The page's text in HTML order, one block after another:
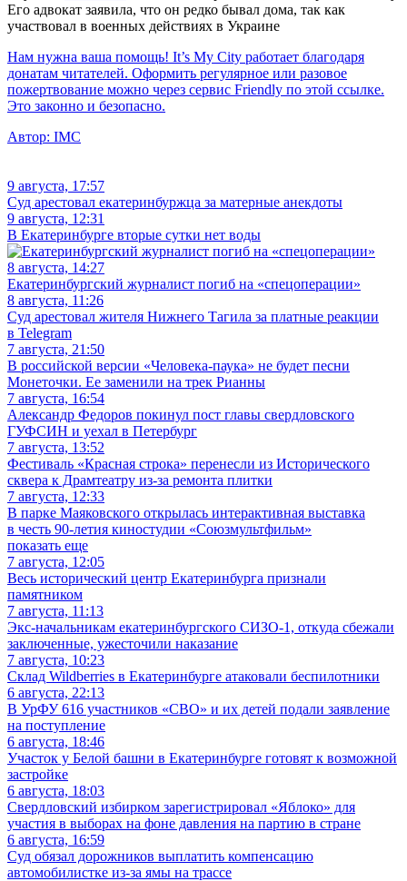
Его адвокат заявила, что он редко бывал дома, так как
участвовал в военных действиях в Украине
Нам нужна ваша помощь! It’s My City работает благодаря
донатам читателей. Оформить регулярное или разовое
пожертвование можно через сервис Friendly по этой ссылке.
Это законно и безопасно.
Автор: IMC
9 августа, 17:57
Суд арестовал екатеринбуржца за матерные анекдоты
9 августа, 12:31
В Екатеринбурге вторые сутки нет воды
8 августа, 14:27
Екатеринбургский журналист погиб на «спецоперации»
8 августа, 11:26
Суд арестовал жителя Нижнего Тагила за платные реакции
в Telegram
7 августа, 21:50
В российской версии «Человека-паука» не будет песни
Монеточки. Ее заменили на трек Рианны
7 августа, 16:54
Александр Федоров покинул пост главы свердловского
ГУФСИН и уехал в Петербург
7 августа, 13:52
Фестиваль «Красная строка» перенесли из Исторического
сквера к Драмтеатру из-за ремонта плитки
7 августа, 12:33
В парке Маяковского открылась интерактивная выставка
в честь 90-летия киностудии «Союзмультфильм»
показать еще
7 августа, 12:05
Весь исторический центр Екатеринбурга признали
памятником
7 августа, 11:13
Экс-начальникам екатеринбургского СИЗО-1, откуда сбежали
заключенные, ужесточили наказание
7 августа, 10:23
Склад Wildberries в Екатеринбурге атаковали беспилотники
6 августа, 22:13
В УрФУ 616 участников «СВО» и их детей подали заявление
на поступление
6 августа, 18:46
Участок у Белой башни в Екатеринбурге готовят к возможной
застройке
6 августа, 18:03
Свердловский избирком зарегистрировал «Яблоко» для
участия в выборах на фоне давления на партию в стране
6 августа, 16:59
Суд обязал дорожников выплатить компенсацию
автомобилистке из-за ямы на трассе